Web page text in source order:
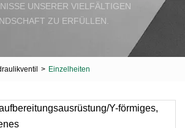
UNSERER VIELFÄLTIGEN
ZU ERFÜLLEN.
> Einzelheiten